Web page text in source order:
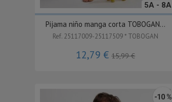
5A - 8A
Pijama niño manga corta TOBOGAN...
Ref. 25117009-25117509 * TOBOGAN
12,79 €15,99 €
-10 %